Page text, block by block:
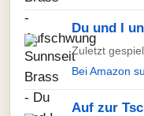
Du und I
Zuletzt
Bei Amazon
Auf zur